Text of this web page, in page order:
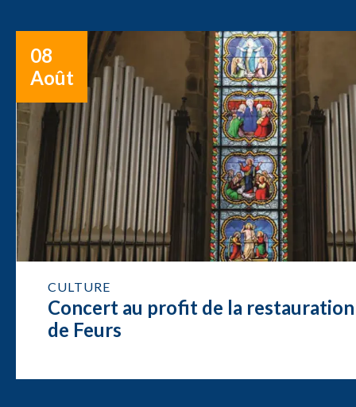
08
Août
CULTURE
Concert au profit de la restauration
de Feurs